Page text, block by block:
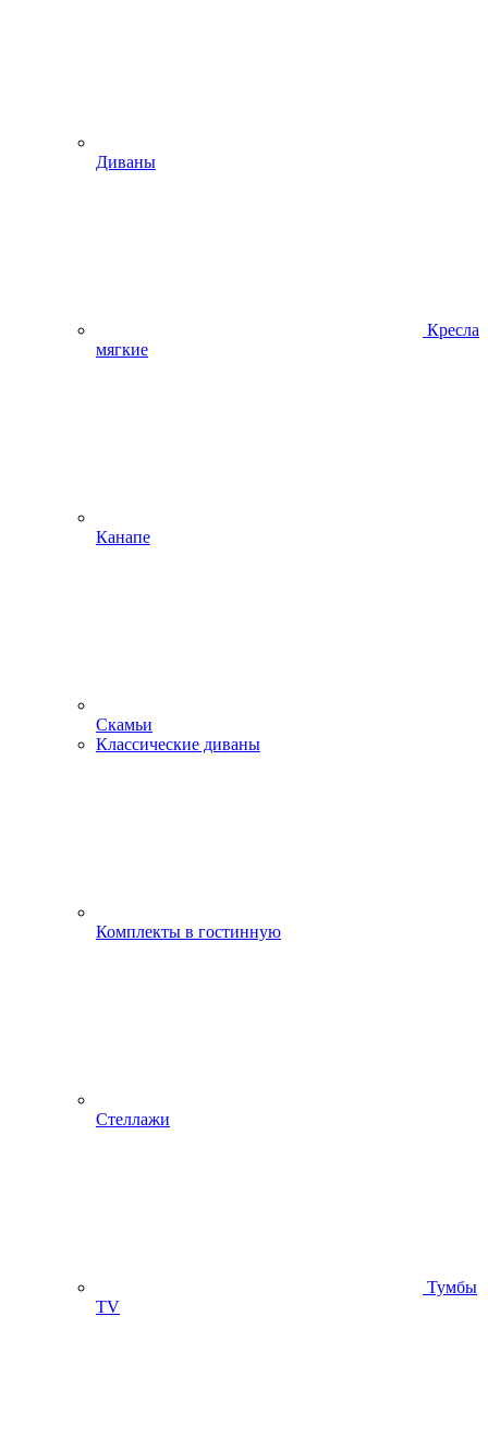
Диваны
Кресла
мягкие
Канапе
Скамьи
Классические диваны
Комплекты в гостинную
Стеллажи
Тумбы
ТV